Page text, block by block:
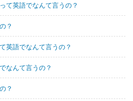
て英語でなんて言うの？
？
英語でなんて言うの？
なんて言うの？
？